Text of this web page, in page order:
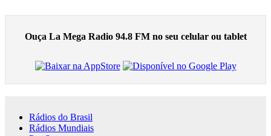
Ouça La Mega Radio 94.8 FM no seu celular ou tablet
Rádios do Brasil
Rádios Mundiais